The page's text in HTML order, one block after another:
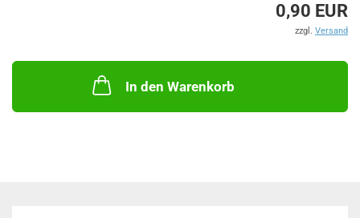
0,90 EUR
zzgl. Versand
In den Warenkorb